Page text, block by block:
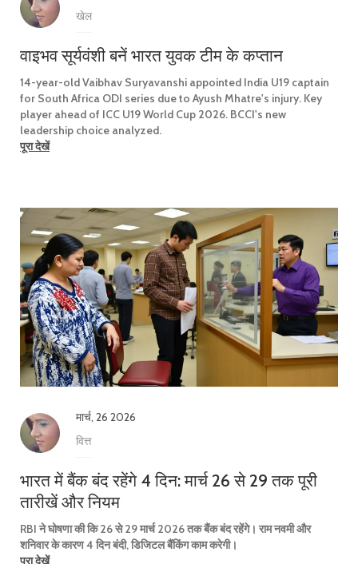
खेल
वाइभव सूर्यवंशी बनें भारत युवक टीम के कप्तान
14-year-old Vaibhav Suryavanshi appointed India U19 captain
for South Africa ODI series due to Ayush Mhatre's injury. Key
player ahead of ICC U19 World Cup 2026. BCCI's new
leadership choice analyzed.
पूरा देखें
मार्च, 26 2026
वित्त
भारत में बैंक बंद रहेंगे 4 दिन: मार्च 26 से 29 तक पूरी
तारीखें और नियम
RBI ने घोषणा की कि 26 से 29 मार्च 2026 तक बैंक बंद रहेंगे। राम नवमी और
शनिवार के कारण 4 दिन बंदी, डिजिटल बैंकिंग काम करेगी।
पूरा देखें